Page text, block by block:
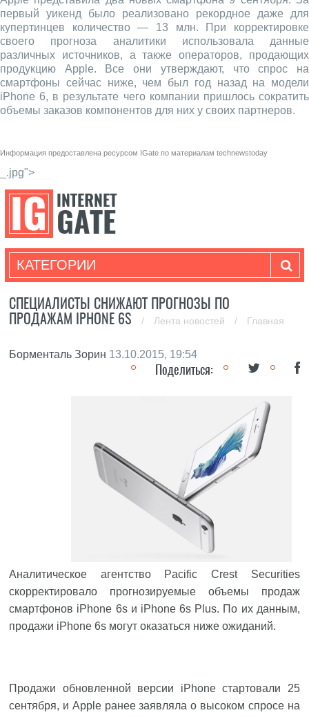
первый уикенд было реализовано рекордное даже для
купертинцев количество — 13 млн. При корректировке
своего прогноза аналитики использовала данные
различных источников, а также операторов, продающих
продукцию Apple. Все они утверждают, что спрос на
смартфоны сейчас ниже, чем был год назад на модели
iPhone 6, в результате чего компании пришлось сократить
объемы заказов компонентов для них у своих партнеров.
Информация предоставлена ресурсом IGate по материалам technewstoday
_.jpg">
КАТЕГОРИИ
СПЕЦИАЛИСТЫ СНИЖАЮТ ПРОГНОЗЫ ПО
ПРОДАЖАМ IPHONE 6S
/ Лента новостей / Главная
Борменталь Зорин 13.10.2015, 19:54
Поделиться:
Аналитическое агентство Pacific Crest Securities
скорректировало прогнозируемые объемы продаж
смартфонов iPhone 6s и iPhone 6s Plus. По их данным,
продажи iPhone 6s могут оказаться ниже ожиданий.
Продажи обновленной версии iPhoneстартовали 25
сентября, и Apple ранее заявляла о высоком спросе на